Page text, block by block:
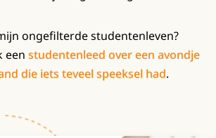
ongefilterde studentenleven?
een studentenleed over een avondje
die iets teveel speeksel had.